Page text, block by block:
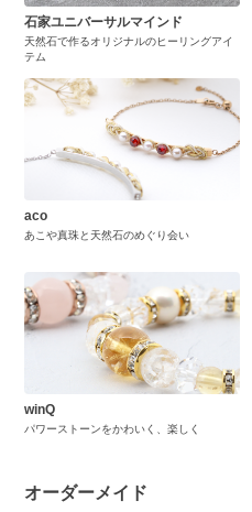
石家ユニバーサルマインド
天然石で作るオリジナルのヒーリングアイ
テム
aco
あこや真珠と天然石のめぐり会い
winQ
パワーストーンをかわいく、楽しく
オーダーメイド